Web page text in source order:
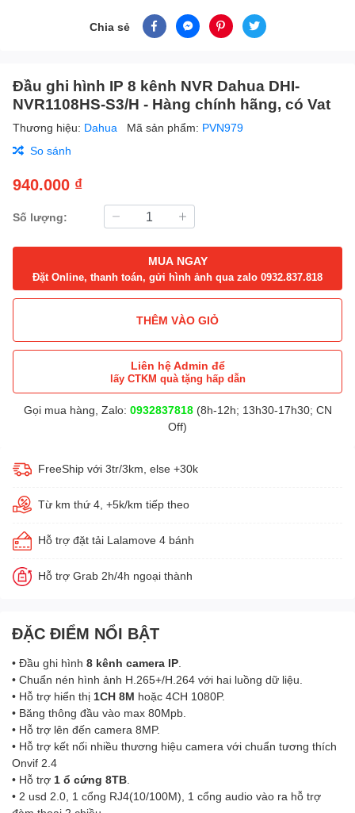
Chia sẻ
Đầu ghi hình IP 8 kênh NVR Dahua DHI-
NVR1108HS-S3/H - Hàng chính hãng, có Vat
Thương hiệu: Dahua Mã sản phẩm: PVN979
So sánh
940.000 ₫
Số lượng:
MUA NGAY
Đặt Online, thanh toán, gửi hình ảnh qua zalo 0932.837.818
THÊM VÀO GIỎ
Liên hệ Admin để
lấy CTKM quà tặng hấp dẫn
Gọi mua hàng, Zalo: 0932837818(8h-12h; 13h30-17h30; CN
Off)
FreeShip với 3tr/3km, else +30k
Từ km thứ 4, +5k/km tiếp theo
Hỗ trợ đặt tải Lalamove 4 bánh
Hỗ trợ Grab 2h/4h ngoại thành
ĐẶC ĐIỂM NỔI BẬT
• Đầu ghi hình 8 kênh camera IP
• Chuẩn nén hình ảnh H.265+/H.264 với hai luồng dữ liệu.
• Hỗ trợ hiển thị 1CH 8M hoặc 4CH 1080P.
• Băng thông đầu vào max 80Mpb.
• Hỗ trợ lên đến camera 8MP.
• Hỗ trợ kết nối nhiều thương hiệu camera với chuẩn tương thích
Onvif 2.4
• Hỗ trợ 1 ổ cứng 8TB
• 2 usd 2.0, 1 cổng RJ4(10/100M), 1 cổng audio vào ra hỗ trợ